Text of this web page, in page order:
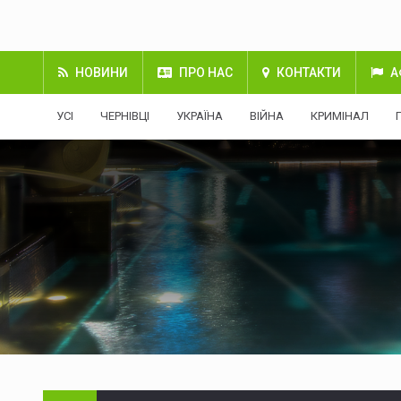
НОВИНИ ПРО НАС КОНТАКТИ
УСІ ЧЕРНІВЦІ УКРАЇНА ВІЙНА КРИМІНАЛ